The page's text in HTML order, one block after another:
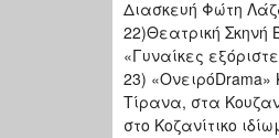
Διασκευή Φώτη
22)Θεατρική
«Γυναίκες
23)
Τίρανα, στα
στο Κοζανίτικο